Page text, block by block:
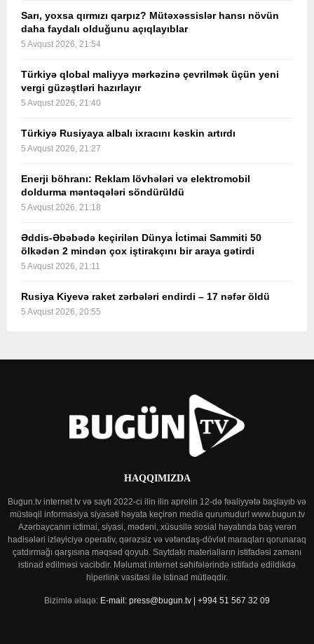
Sarı, yoxsa qırmızı qarpız? Mütəxəssislər hansı növün
daha faydalı olduğunu açıqlayıblar
5 Avqust 2026, 21:54
Türkiyə qlobal maliyyə mərkəzinə çevrilmək üçün yeni
vergi güzəştləri hazırlayır
5 Avqust 2026, 21:40
Türkiyə Rusiyaya albalı ixracını kəskin artırdı
5 Avqust 2026, 21:27
Enerji böhranı: Reklam lövhələri və elektromobil
doldurma məntəqələri söndürüldü
5 Avqust 2026, 21:18
Əddis-Əbəbədə keçirilən Dünya İctimai Sammiti 50
ölkədən 2 mindən çox iştirakçını bir araya gətirdi
5 Avqust 2026, 21:11
Rusiya Kiyevə raket zərbələri endirdi – 17 nəfər öldü
5 Avqust 2026, 20:55
HAQQIMIZDA
Bugun.tv internet tv və saytı 2022-ci ilin ilin aprelin 12-də fəaliyyətə başlayıb və
müstəqil informasiya siyasəti həyata keçirən media qurumudur! www.bugun.tv
Azərbaycanın ictimai, siyasi, mədəni, xüsusilə sosial həyatında baş verən
hadisələri izləyiciyə operativ, qərəzsiz və vətəndaş-dövlət maraqları qorunaraq
çatdırmağı qarşısına məqsəd qoyub. Saytdakı materialların istifadəsi zamanı
istinad edilməsi vacibdir. Məlumat internet səhifələrində istifadə edildikdə
hiperlink vasitəsi ilə istinad mütləqdir.
Bizimlə əlaqə: E-mail: press@bugun.tv | +994 51 567 32 09